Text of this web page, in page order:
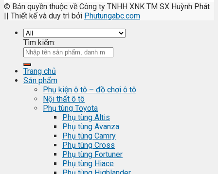
© Bản quyền thuộc về Công ty TNHH XNK TM SX Huỳnh Phát
|| Thiết kế và duy trì bởi Phutungabc.com
Tìm kiếm:
Trang chủ
Sản phẩm
Phụ kiện ô tô – đồ chơi ô tô
Nội thất ô tô
Phụ tùng Toyota
Phụ tùng Altis
Phụ tùng Avanza
Phụ tùng Camry
Phụ tùng Cross
Phụ tùng Fortuner
Phụ tùng Hiace